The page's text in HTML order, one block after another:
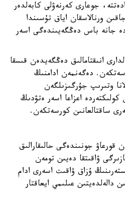
جوعارى كەرنەۋلى كابەلدەر
ورنالاسقان اياق تۇسىندا
جانە باس دەڭگەيىندەگى اسەر
انىقتامالىق دەڭگەيدەن قىسقا
دەگەنمەن ادامنىڭ
وتىرىپ جۇرگىزىلگەن
كولىكتەردە اعزاعا اسەر ەتۋدىڭ
ساقتالعانىن كورسەتكەن.
جونىندەگى حالىقارالىق
ۋاقىتقا دەيىن تومەن
ۇزاق ۋاقىت اسەرى ادام
دالەلدەيتىن عىلىمي ايعاقتار